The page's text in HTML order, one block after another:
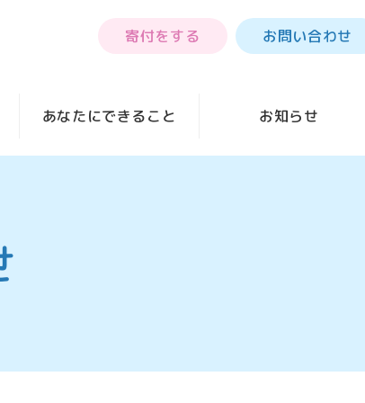
寄付をする お問い合わせ
あなたにできること お知らせ